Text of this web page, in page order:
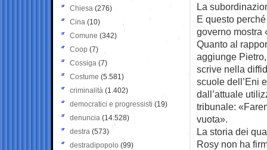
La
E questo
governo mostra
Quanto al
aggiunge
scrive nella
scuole dell’Eni
dall’attuale
tribunale:
vuota».
La storia dei
Rosy non ha
Chiesa (276)
Cina (10)
Comune (342)
Coop (7)
Cossiga (7)
Costume (5.581)
criminalità (1.402)
democratici e progressisti (19)
denuncia (14.528)
destra (573)
destradipopolo (99)